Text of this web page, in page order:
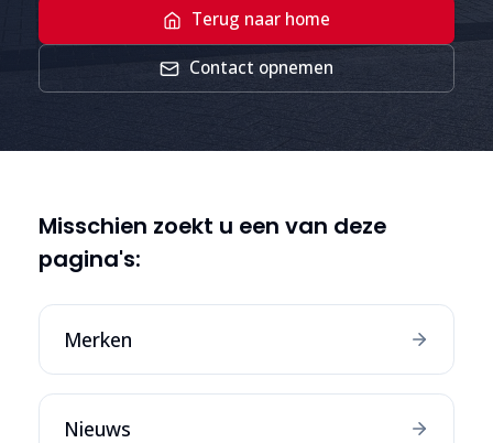
Terug naar home
Contact opnemen
Misschien zoekt u een van deze
pagina's:
Merken
Nieuws